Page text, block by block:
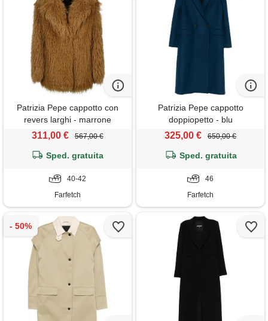
Patrizia Pepe cappotto con
revers larghi - marrone
311,00 € 567,00 €
Sped. gratuita
40-42
Farfetch
Patrizia Pepe cappotto
doppiopetto - blu
325,00 € 650,00 €
Sped. gratuita
46
Farfetch